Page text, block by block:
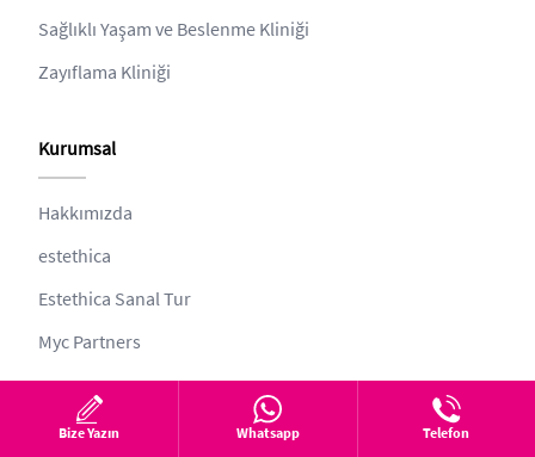
Sağlıklı Yaşam ve Beslenme Kliniği
Zayıflama Kliniği
Kurumsal
Hakkımızda
estethica
Estethica Sanal Tur
Myc Partners
Diğer
Bize Yazın Whatsapp Telefon